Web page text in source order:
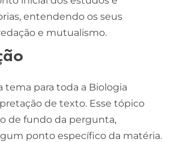
entendendo os seus
e mutualismo.
tema para toda a Biologia
de texto. Esse tópico
de fundo da pergunta,
ponto específico da matéria.